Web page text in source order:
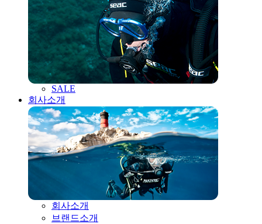
SALE
회사소개
회사소개
브랜드소개